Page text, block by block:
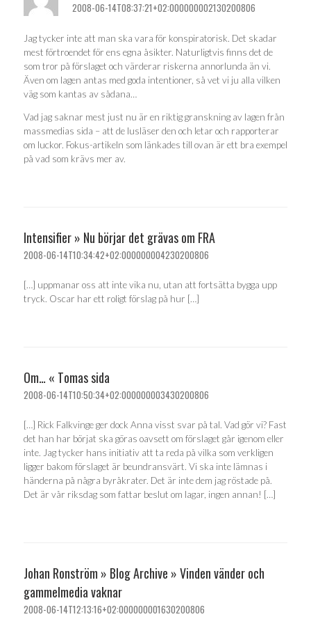
2008-06-14T08:37:21+02:000000002130200806
Jag tycker inte att man ska vara för konspiratorisk. Det skadar
mest förtroendet för ens egna åsikter. Naturligtvis finns det de
som tror på förslaget och värderar riskerna annorlunda än vi.
Även om lagen antas med goda intentioner, så vet vi ju alla vilken
väg som kantas av sådana…
Vad jag saknar mest just nu är en riktig granskning av lagen från
massmedias sida – att de lusläser den och letar och rapporterar
om luckor. Fokus-artikeln som länkades till ovan är ett bra exempel
på vad som krävs mer av.
Intensifier » Nu börjar det grävas om FRA
2008-06-14T10:34:42+02:000000004230200806
[…] uppmanar oss att inte vika nu, utan att fortsätta bygga upp
tryck. Oscar har ett roligt förslag på hur […]
Om… « Tomas sida
2008-06-14T10:50:34+02:000000003430200806
[…] Rick Falkvinge ger dock Anna visst svar på tal. Vad gör vi? Fast
det han har börjat ska göras oavsett om förslaget går igenom eller
inte. Jag tycker hans initiativ att ta reda på vilka som verkligen
ligger bakom förslaget är beundransvärt. Vi ska inte lämnas i
händerna på några byråkrater. Det är inte dem jag röstade på.
Det är vår riksdag som fattar beslut om lagar, ingen annan! […]
Johan Ronström » Blog Archive » Vinden vänder och
gammelmedia vaknar
2008-06-14T12:13:16+02:000000001630200806